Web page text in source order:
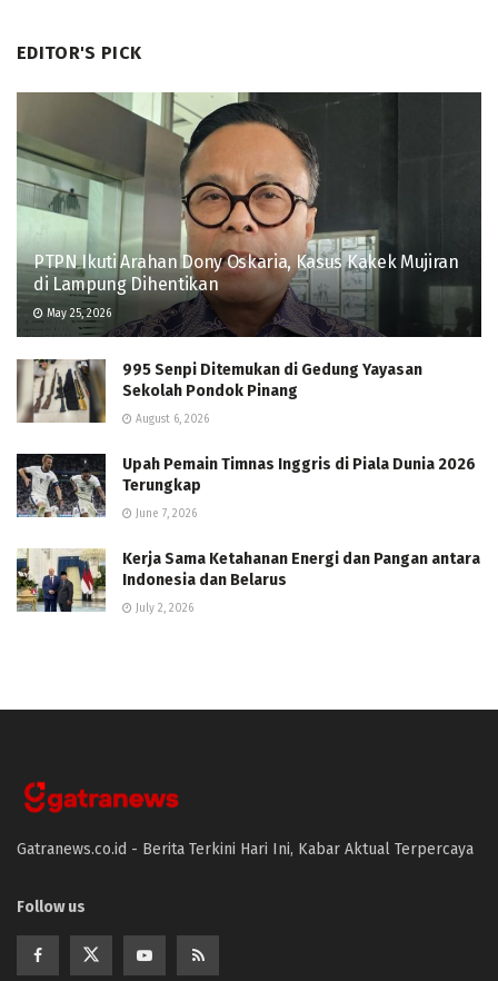
EDITOR'S PICK
PTPN Ikuti Arahan Dony Oskaria, Kasus Kakek Mujiran
di Lampung Dihentikan
May 25, 2026
995 Senpi Ditemukan di Gedung Yayasan
Sekolah Pondok Pinang
August 6, 2026
Upah Pemain Timnas Inggris di Piala Dunia 2026
Terungkap
June 7, 2026
Kerja Sama Ketahanan Energi dan Pangan antara
Indonesia dan Belarus
July 2, 2026
Gatranews.co.id - Berita Terkini Hari Ini, Kabar Aktual Terpercaya
Follow us